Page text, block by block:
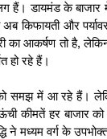
हैं। डायमंड के बाजार
किफायती और
आकर्षण तो है,
हो रहे हैं।
समझ में आ रहे हैं।
कीमतें हर बाजार
मध्यम वर्ग के